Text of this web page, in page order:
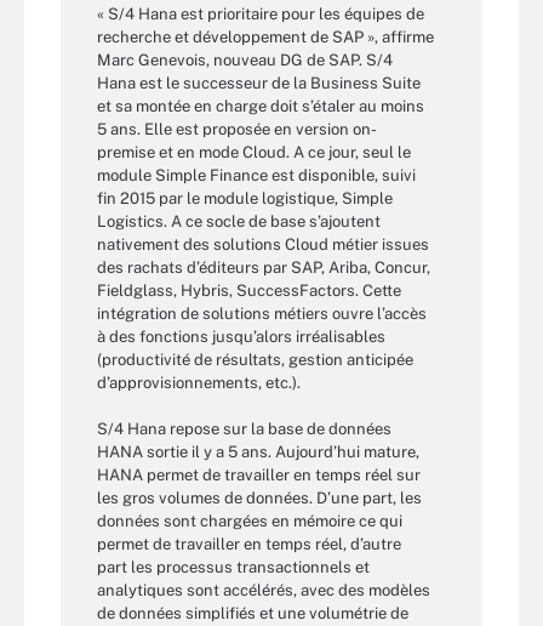
« S/4 Hana est prioritaire pour les équipes de
recherche et développement de SAP », affirme
Marc Genevois, nouveau DG de SAP. S/4
Hana est le successeur de la Business Suite
et sa montée en charge doit s’étaler au moins
5 ans. Elle est proposée en version on-
premise et en mode Cloud. A ce jour, seul le
module Simple Finance est disponible, suivi
fin 2015 par le module logistique, Simple
Logistics. A ce socle de base s’ajoutent
nativement des solutions Cloud métier issues
des rachats d’éditeurs par SAP, Ariba, Concur,
Fieldglass, Hybris, SuccessFactors. Cette
intégration de solutions métiers ouvre l’accès
à des fonctions jusqu’alors irréalisables
(productivité de résultats, gestion anticipée
d’approvisionnements, etc.).
S/4 Hana repose sur la base de données
HANA sortie il y a 5 ans. Aujourd’hui mature,
HANA permet de travailler en temps réel sur
les gros volumes de données. D’une part, les
données sont chargées en mémoire ce qui
permet de travailler en temps réel, d’autre
part les processus transactionnels et
analytiques sont accélérés, avec des modèles
de données simplifiés et une volumétrie de